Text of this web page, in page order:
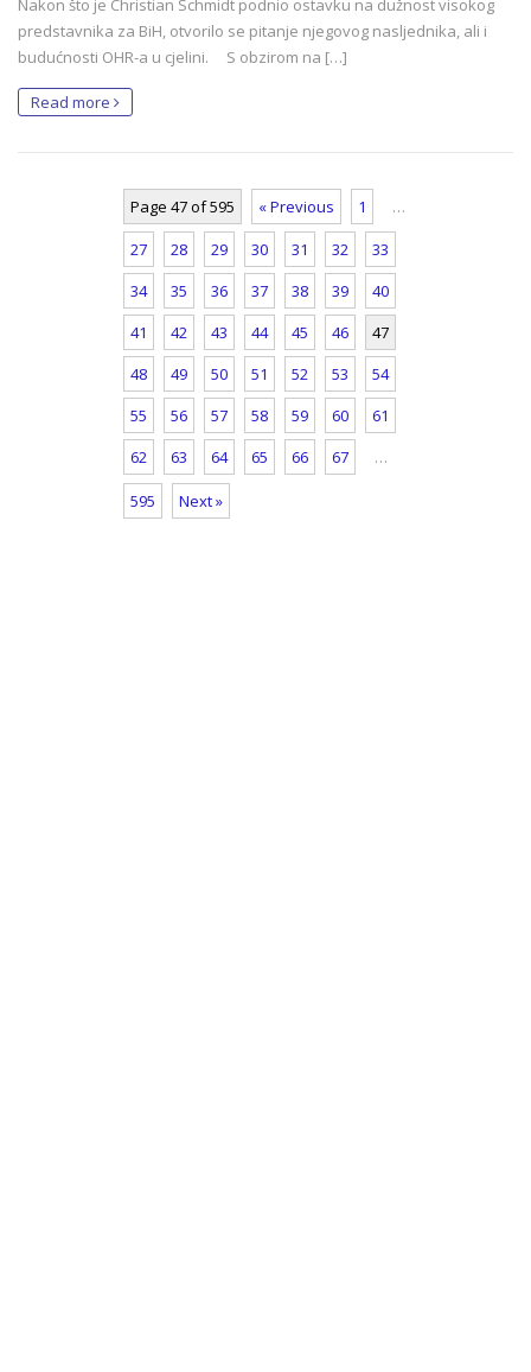
Nakon što je Christian Schmidt podnio ostavku na dužnost visokog
predstavnika za BiH, otvorilo se pitanje njegovog nasljednika, ali i
budućnosti OHR-a u cjelini. S obzirom na […]
Read more
Page 47 of 595 « Previous 1 …
27 28 29 30 31 32
33
34
35 36 37 38 39
40
41
42 43 44 45 46
47
48
49 50 51 52 53
54
55
56 57 58 59 60
61
62
63 64 65 66 67 …
595 Next »